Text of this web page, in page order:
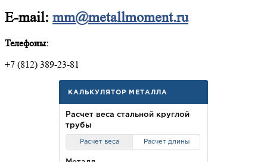
E-mail: mm@metallmoment.ru
Телефоны:
+7 (812) 389-23-81